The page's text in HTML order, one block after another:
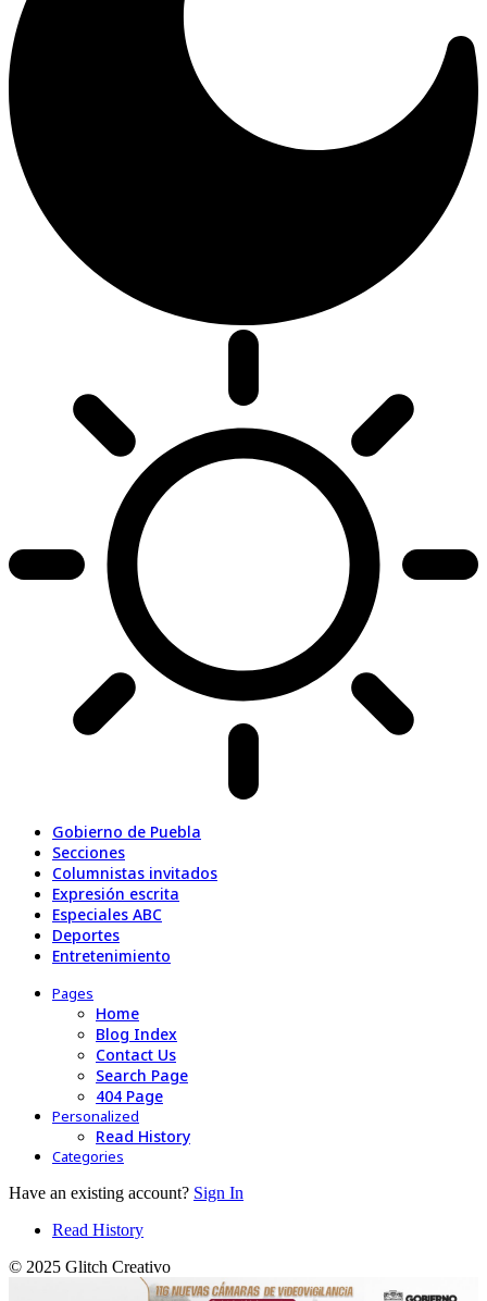
Gobierno de Puebla
Secciones
Columnistas invitados
Expresión escrita
Especiales ABC
Deportes
Entretenimiento
Pages
Home
Blog Index
Contact Us
Search Page
404 Page
Personalized
Read History
Categories
Have an existing account? Sign In
Read History
© 2025 Glitch Creativo